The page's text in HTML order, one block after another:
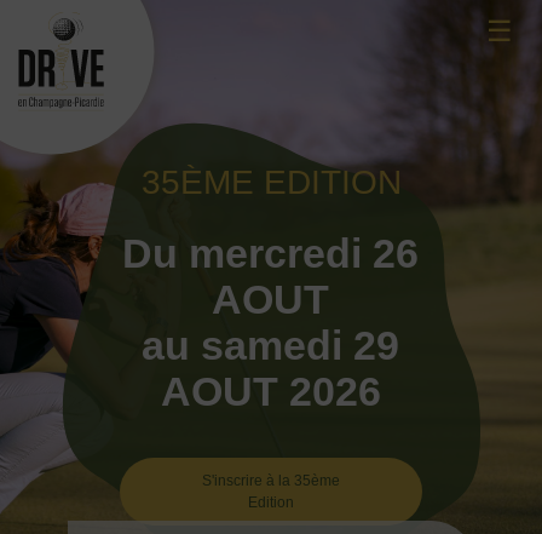
content
☰
35ÈME EDITION
Du mercredi 26
AOUT
au samedi 29
AOUT 2026
S'inscrire à la 35ème
Edition